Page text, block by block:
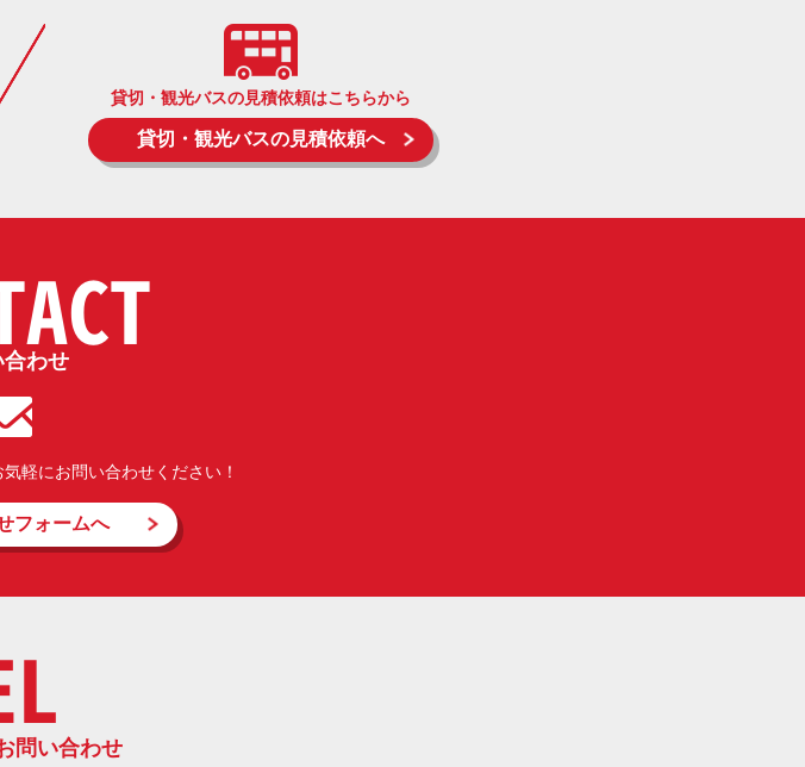
貸切・観光バスの見積依頼はこちらから
貸切・観光バスの見積依頼へ
合わせ
軽にお問い合わせください！
フォームへ
問い合わせ